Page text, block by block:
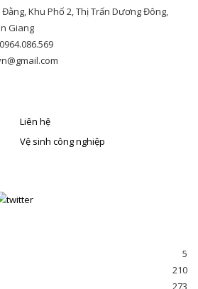
Khu Phố 2, Thị Trấn Dương Đông,
Giang
Liên hệ
Vệ sinh công nghiệp
5
210
273